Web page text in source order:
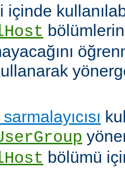
içinde
bölümü